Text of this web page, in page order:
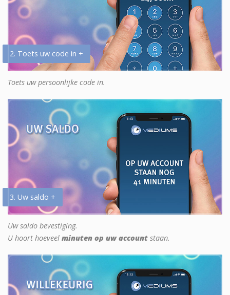
2. Toets uw code in +
Toets uw persoonlijke code in.
3. Uw saldo +
Uw saldo bevestiging.
U hoort hoeveel minuten op uw account staan.